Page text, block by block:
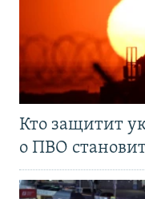
Кто защитит
о ПВО